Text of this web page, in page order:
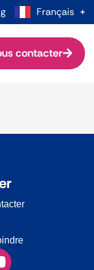
Français
contacter